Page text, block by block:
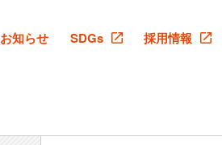
お知らせ SDGs 採用情報